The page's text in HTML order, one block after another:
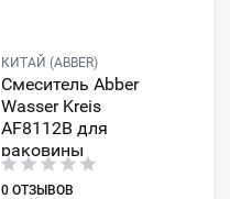
КИТАЙ (ABBER)
Смеситель Abber
Wasser Kreis
AF8112B для
раковины
0 ОТЗЫВОВ